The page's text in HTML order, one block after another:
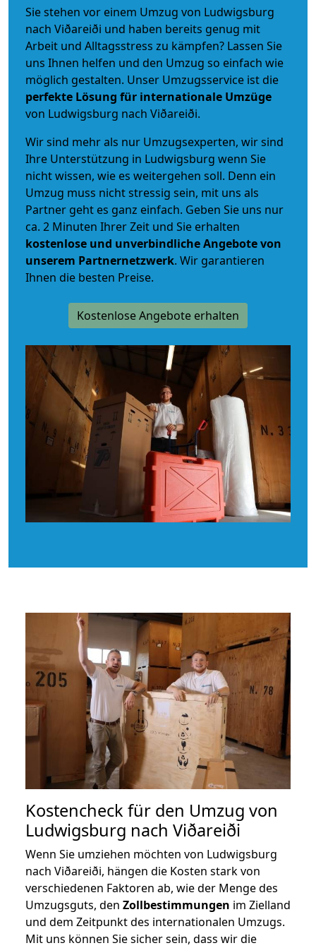
Sie stehen vor einem Umzug von Ludwigsburg
nach Viðareiði und haben bereits genug mit
Arbeit und Alltagsstress zu kämpfen? Lassen Sie
uns Ihnen helfen und den Umzug so einfach wie
möglich gestalten. Unser Umzugsservice ist die
perfekte Lösung für internationale Umzüge
von Ludwigsburg nach Viðareiði.
Wir sind mehr als nur Umzugsexperten, wir sind
Ihre Unterstützung in Ludwigsburg wenn Sie
nicht wissen, wie es weitergehen soll. Denn ein
Umzug muss nicht stressig sein, mit uns als
Partner geht es ganz einfach. Geben Sie uns nur
ca. 2 Minuten Ihrer Zeit und Sie erhalten
kostenlose und unverbindlicheAngebote von
unserem Partnernetzwerk. Wir garantieren
Ihnen die besten Preise.
Kostenlose Angebote erhalten
Kostencheck für den Umzug von
Ludwigsburg nach Viðareiði
Wenn Sie umziehen möchten von Ludwigsburg
nach Viðareiði, hängen die Kosten stark von
verschiedenen Faktoren ab, wie der Menge des
Umzugsguts, den Zollbestimmungen im Zielland
und dem Zeitpunkt des internationalen Umzugs.
Mit uns können Sie sicher sein, dass wir die